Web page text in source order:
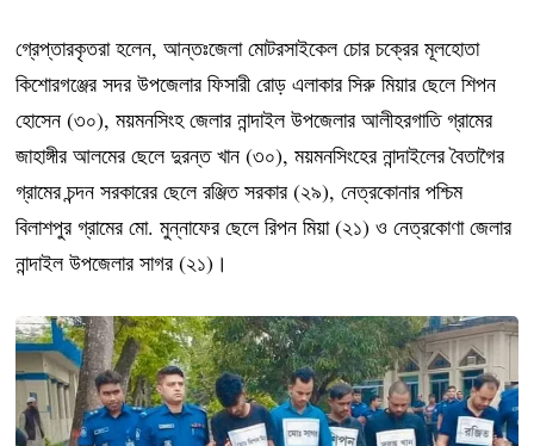
গ্রেপ্তারকৃতরা হলেন, আন্তঃজেলা মোটরসাইকেল চোর চক্রের মূলহোতা
কিশোরগঞ্জের সদর উপজেলার ফিসারী রোড় এলাকার সিরু মিয়ার ছেলে শিপন
হোসেন (৩০), ময়মনসিংহ জেলার নান্দাইল উপজেলার আলীহরগাতি গ্রামের
জাহাঙ্গীর আলমের ছেলে দুরন্ত খান (৩০), ময়মনসিংহের নান্দাইলের বৈতাগৈর
গ্রামের চন্দন সরকারের ছেলে রঞ্জিত সরকার (২৯), নেত্রকোনার পশ্চিম
বিলাশপুর গ্রামের মো. মুন্নাফের ছেলে রিপন মিয়া (২১) ও নেত্রকোণা জেলার
নান্দাইল উপজেলার সাগর (২১)।